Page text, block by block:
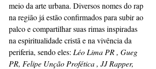
meio da arte urbana. Diversos nomes do rap
na região já estão confirmados para subir ao
palco e compartilhar suas rimas inspiradas
na espiritualidade cristã e na vivência da
periferia, sendo eles: Léo Lima PR , Gueg
PR, Felipe Unção Profética , JJ Rapper,